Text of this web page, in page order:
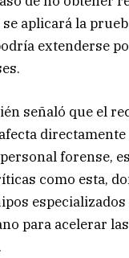
aplicará la
extenderse
señaló que el
directamente
forense,
como esta,
especializados
para acelerar